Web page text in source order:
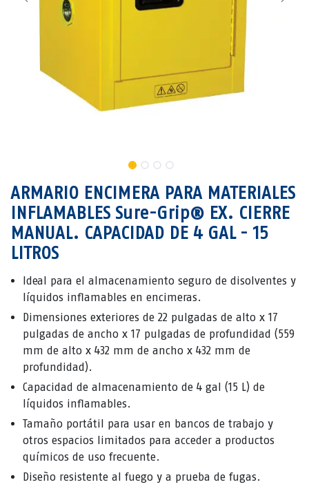
ARMARIO ENCIMERA PARA MATERIALES
INFLAMABLES Sure-Grip® EX. CIERRE
MANUAL. CAPACIDAD DE 4 GAL - 15
LITROS
Ideal para el almacenamiento seguro de disolventes y
líquidos inflamables en encimeras.
Dimensiones exteriores de 22 pulgadas de alto x 17
pulgadas de ancho x 17 pulgadas de profundidad (559
mm de alto x 432 mm de ancho x 432 mm de
profundidad).
Capacidad de almacenamiento de 4 gal (15 L) de
líquidos inflamables.
Tamaño portátil para usar en bancos de trabajo y
otros espacios limitados para acceder a productos
químicos de uso frecuente.
Diseño resistente al fuego y a prueba de fugas.